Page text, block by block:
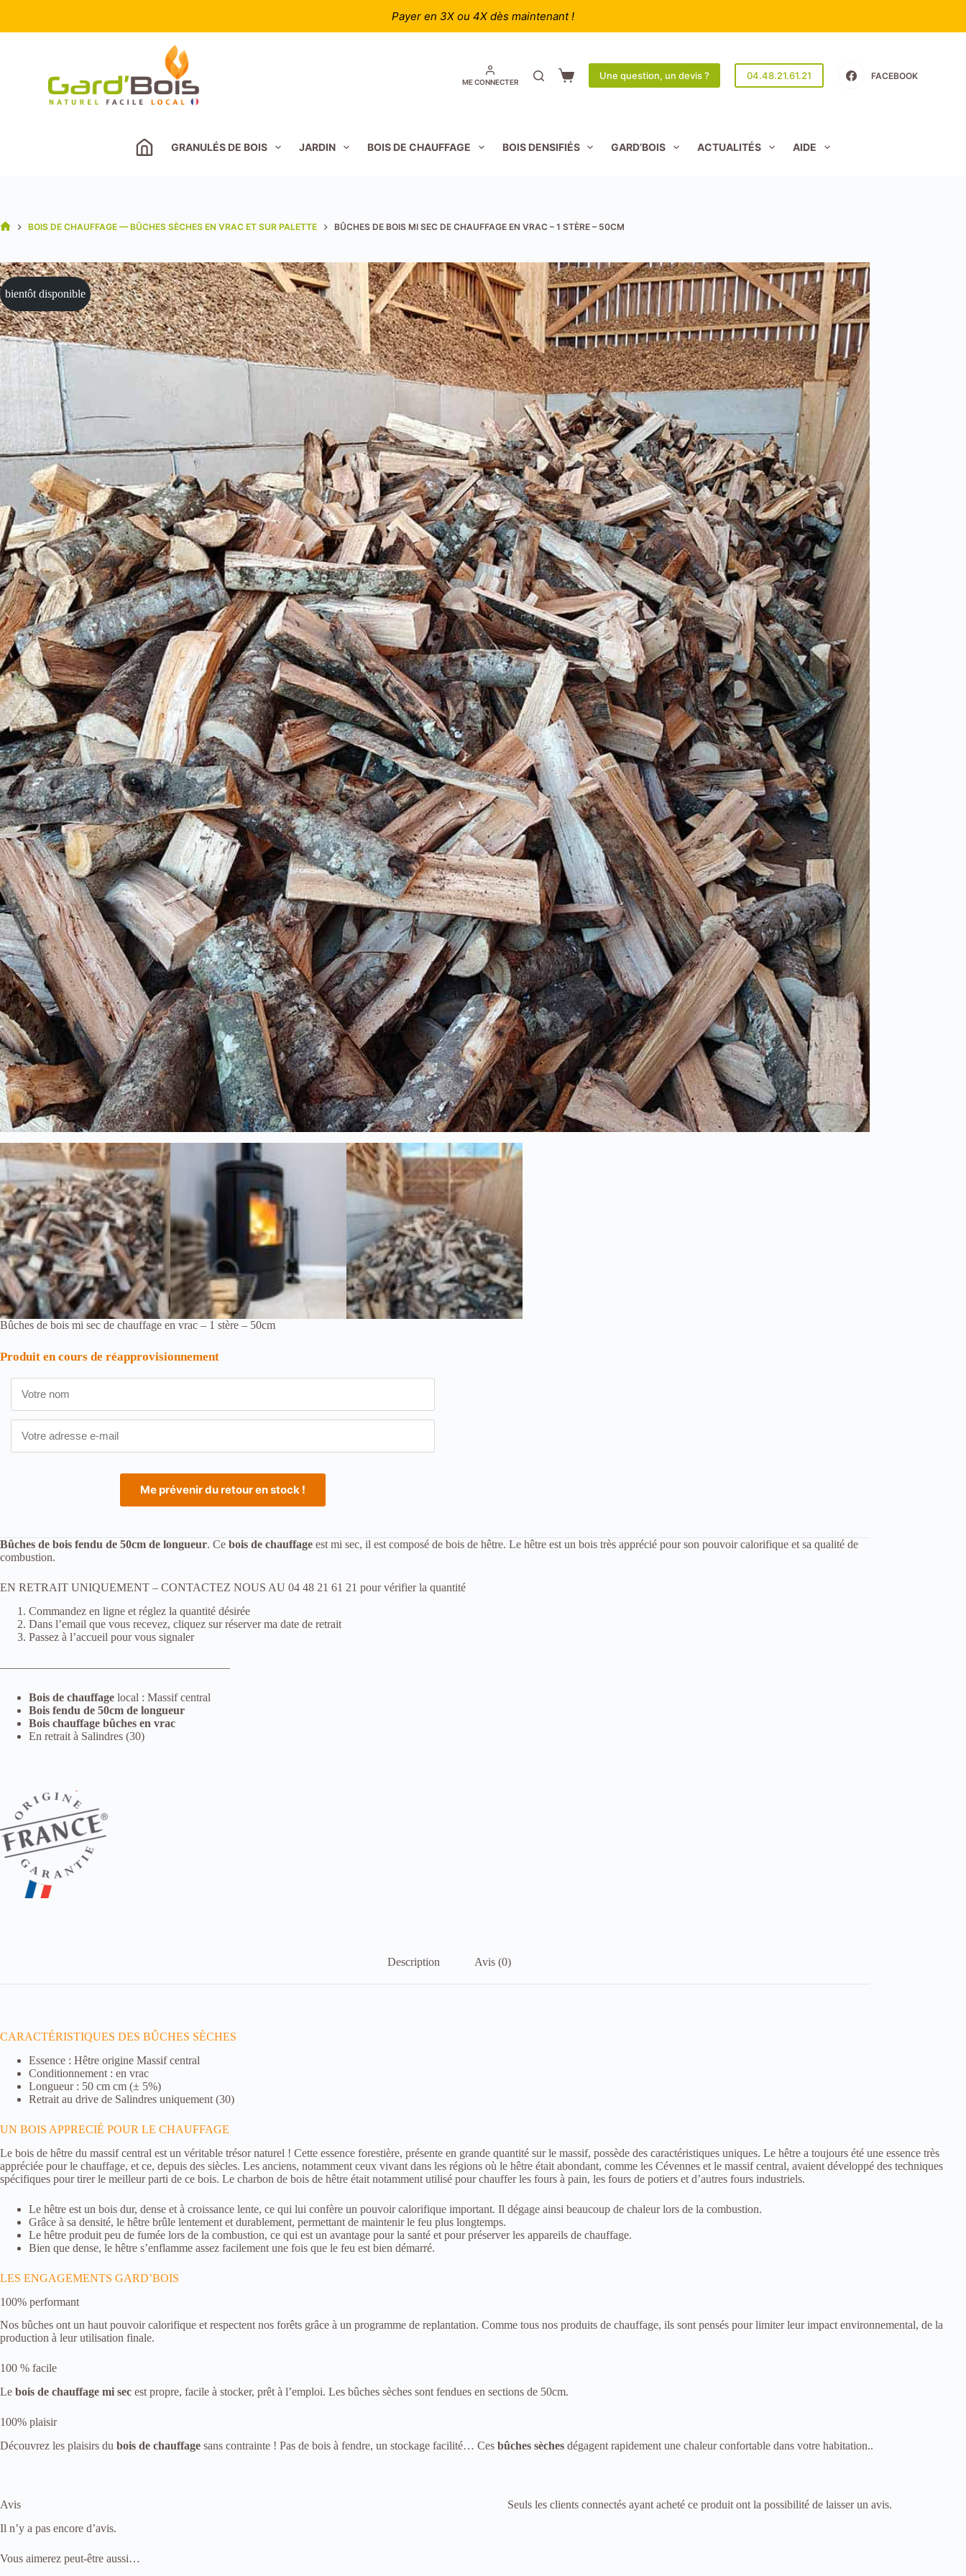
contenu
Payer en 3X ou 4X dès maintenant !
ME CONNECTER
Panier
Une question, un devis ? 04.48.21.61.21 FACEBOOK
GRANULÉS DE BOIS JARDIN BOIS DE CHAUFFAGE BOIS DENSIFIÉS GARD’BOIS ACTUALITÉS AIDE
BOIS DE CHAUFFAGE — BÛCHES SÈCHES EN VRAC ET SUR PALETTE BÛCHES DE BOIS MI SEC DE CHAUFFAGE EN VRAC – 1 STÈRE – 50CM
bientôt disponible
Bûches de bois mi sec de chauffage en vrac – 1 stère – 50cm
Produit en cours de réapprovisionnement
Bûches de bois fendu de 50cm de longueur. Ce bois de chauffage est mi sec, il est composé de bois de hêtre. Le hêtre est un bois très apprécié pour son pouvoir calorifique et sa qualité de
combustion.
EN RETRAIT UNIQUEMENT – CONTACTEZ NOUS AU 04 48 21 61 21 pour vérifier la quantité
Commandez en ligne et réglez la quantité désirée
Dans l’email que vous recevez, cliquez sur réserver ma date de retrait
Passez à l’accueil pour vous signaler
————————————————————
Bois de chauffage local : Massif central
Bois fendu de 50cm de longueur
Bois chauffage bûches en vrac
En retrait à Salindres (30)
Description Avis (0)
CARACTÉRISTIQUES DES BÛCHES SÈCHES
Essence : Hêtre origine Massif central
Conditionnement : en vrac
Longueur : 50 cm cm (± 5%)
Retrait au drive de Salindres uniquement (30)
UN BOIS APPRECIÉ POUR LE CHAUFFAGE
Le bois de hêtre du massif central est un véritable trésor naturel ! Cette essence forestière, présente en grande quantité sur le massif, possède des caractéristiques uniques. Le hêtre a toujours été une essence très
appréciée pour le chauffage, et ce, depuis des siècles. Les anciens, notamment ceux vivant dans les régions où le hêtre était abondant, comme les Cévennes et le massif central, avaient développé des techniques
spécifiques pour tirer le meilleur parti de ce bois. Le charbon de bois de hêtre était notamment utilisé pour chauffer les fours à pain, les fours de potiers et d’autres fours industriels.
Le hêtre est un bois dur, dense et à croissance lente, ce qui lui confère un pouvoir calorifique important. Il dégage ainsi beaucoup de chaleur lors de la combustion.
Grâce à sa densité, le hêtre brûle lentement et durablement, permettant de maintenir le feu plus longtemps.
Le hêtre produit peu de fumée lors de la combustion, ce qui est un avantage pour la santé et pour préserver les appareils de chauffage.
Bien que dense, le hêtre s’enflamme assez facilement une fois que le feu est bien démarré.
LES ENGAGEMENTS GARD’BOIS
100% performant
Nos bûches ont un haut pouvoir calorifique et respectent nos forêts grâce à un programme de replantation. Comme tous nos produits de chauffage, ils sont pensés pour limiter leur impact environnemental, de la
production à leur utilisation finale.
100 % facile
Le bois de chauffage mi sec est propre, facile à stocker, prêt à l’emploi. Les bûches sèches sont fendues en sections de 50cm.
100% plaisir
Découvrez les plaisirs du bois de chauffage sans contrainte ! Pas de bois à fendre, un stockage facilité… Ces bûches sèches dégagent rapidement une chaleur confortable dans votre habitation..
Avis
Il n’y a pas encore d’avis.
Seuls les clients connectés ayant acheté ce produit ont la possibilité de laisser un avis.
Vous aimerez peut-être aussi…
I
n
d
s
p
e
n
s
b
e
s
N
e
s
s
i
e
c
o